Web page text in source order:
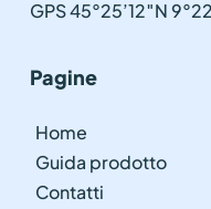
GPS 45°25’12″N
Pagine
Home
Guida prodotto
Contatti